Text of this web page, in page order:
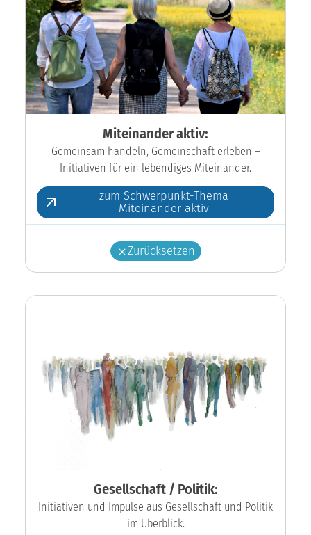
Miteinander aktiv:
Gemeinsam handeln, Gemeinschaft erleben –
Initiativen für ein lebendiges Miteinander.
zum Schwerpunkt-Thema
Miteinander aktiv
Zurücksetzen
Gesellschaft / Politik:
Initiativen und Impulse aus Gesellschaft und Politik
im Überblick.